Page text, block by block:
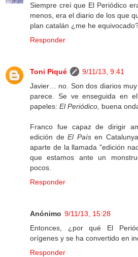
Siempre creí que El Periódico
menos, era el diario de los que
plan catalán ¿me he
Responder
Toni Piqué
9/11/13, 9:41
Javier… no. Son dos diarios
parece. Se ve enseguida en
papeles: El Periódico, buena
Franco fue capaz de dirigir
edición deEl Paísen
aparte de la llamada "edición
que estamos ante un
pocos.
Responder
Anónimo 9/11/13, 15:28
Entonces, ¿por qué El
orígenes y se ha convertido en
Responder